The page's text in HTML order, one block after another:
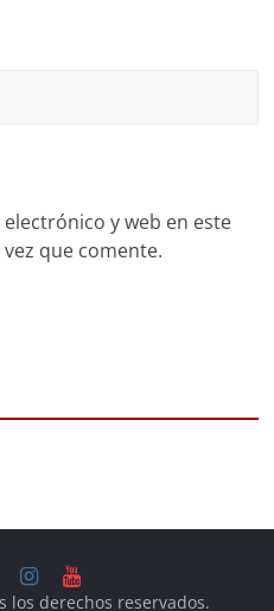
y web en este
que comente.
los derechos reservados.